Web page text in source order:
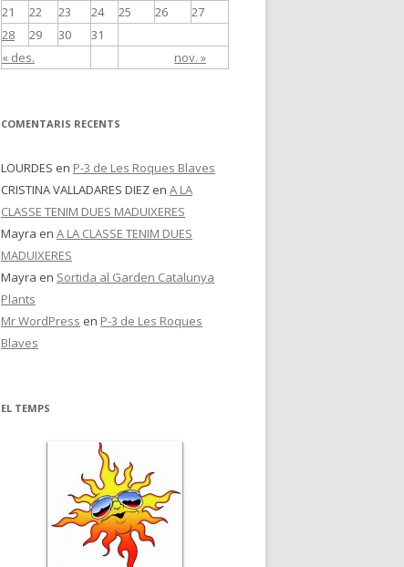
« des. nov. »
21
22 23 24 25 26
27
28
29 30 31
COMENTARIS RECENTS
LOURDES en P-3 de Les Roques Blaves
CRISTINA VALLADARES DIEZ en A LA
CLASSE TENIM DUES MADUIXERES
Mayra en A LA CLASSE TENIM DUES
MADUIXERES
Mayra en Sortida al Garden Catalunya
Plants
Mr WordPress en P-3 de Les Roques
Blaves
EL TEMPS